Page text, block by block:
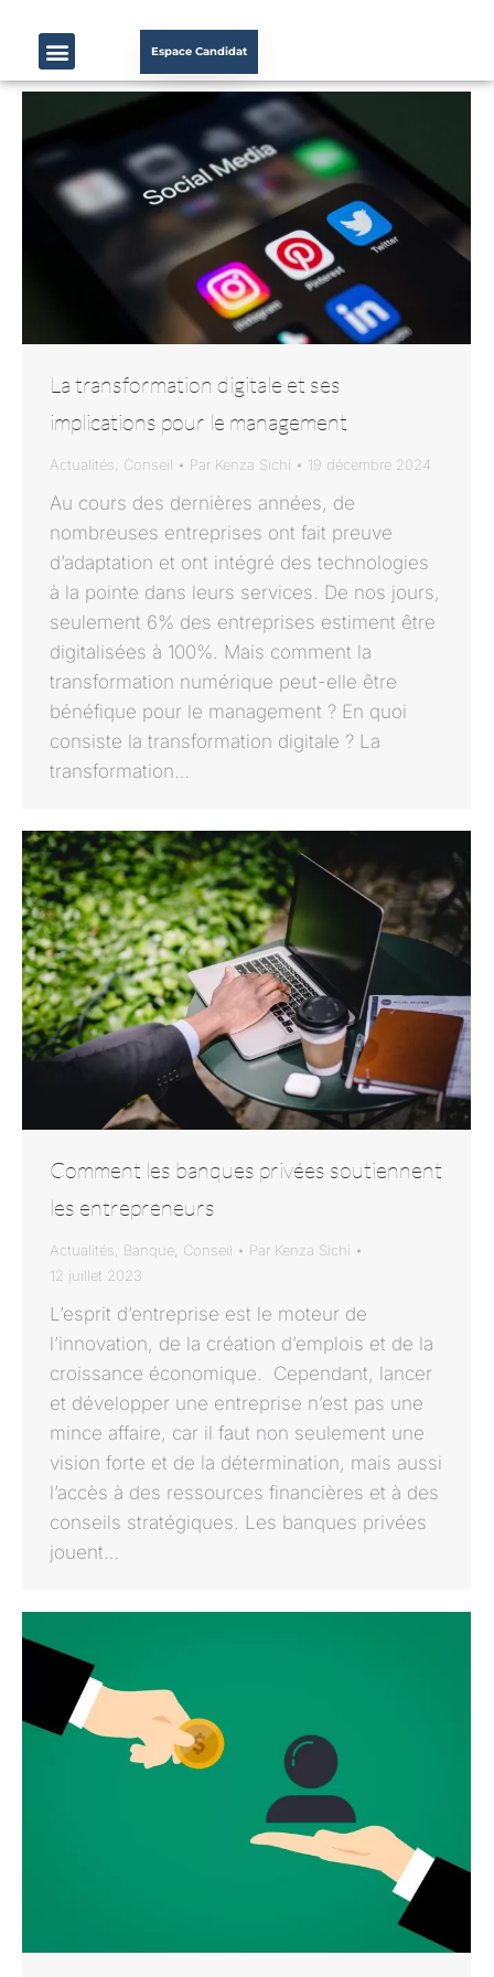
Espace Candidat
La transformation digitale et ses
implications pour le management
Actualités Conseil Par Kenza Sichi 19 décembre 2024
Au cours des dernières années, de
nombreuses entreprises ont fait preuve
d’adaptation et ont intégré des technologies
à la pointe dans leurs services. De nos jours,
seulement 6% des entreprises estiment être
digitalisées à 100%. Mais comment la
transformation numérique peut-elle être
bénéfique pour le management ? En quoi
consiste la transformation digitale ? La
transformation…
Comment les banques privées soutiennent
les entrepreneurs
Actualités Banque Conseil Par Kenza Sichi
12 juillet 2023
L’esprit d’entreprise est le moteur de
l’innovation, de la création d’emplois et de la
croissance économique. Cependant, lancer
et développer une entreprise n’est pas une
mince affaire, car il faut non seulement une
vision forte et de la détermination, mais aussi
l’accès à des ressources financières et à des
conseils stratégiques. Les banques privées
jouent…